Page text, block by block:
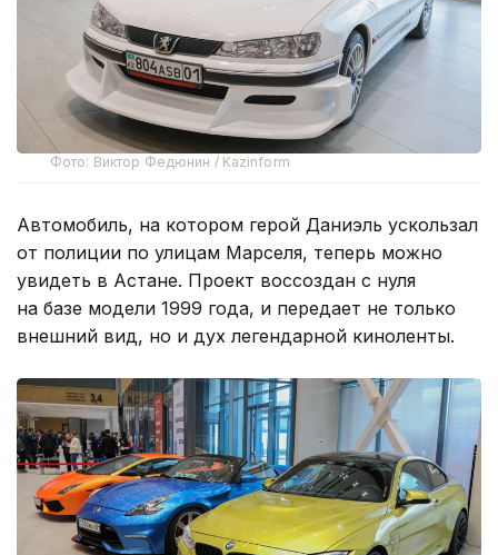
Фото: Виктор Федюнин / Kazinform
Автомобиль, на котором герой Даниэль ускользал
от полиции по улицам Марселя, теперь можно
увидеть в Астане. Проект воссоздан с нуля
на базе модели 1999 года, и передает не только
внешний вид, но и дух легендарной киноленты.